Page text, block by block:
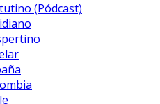
(Pódcast)